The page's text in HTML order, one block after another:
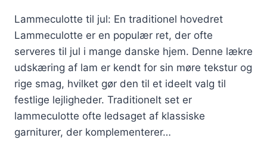
Lammeculotte til jul: En traditionel hovedret
Lammeculotte er en populær ret, der ofte
serveres til jul i mange danske hjem. Denne lækre
udskæring af lam er kendt for sin møre tekstur og
rige smag, hvilket gør den til et ideelt valg til
festlige lejligheder. Traditionelt set er
lammeculotte ofte ledsaget af klassiske
garniturer, der komplementerer…